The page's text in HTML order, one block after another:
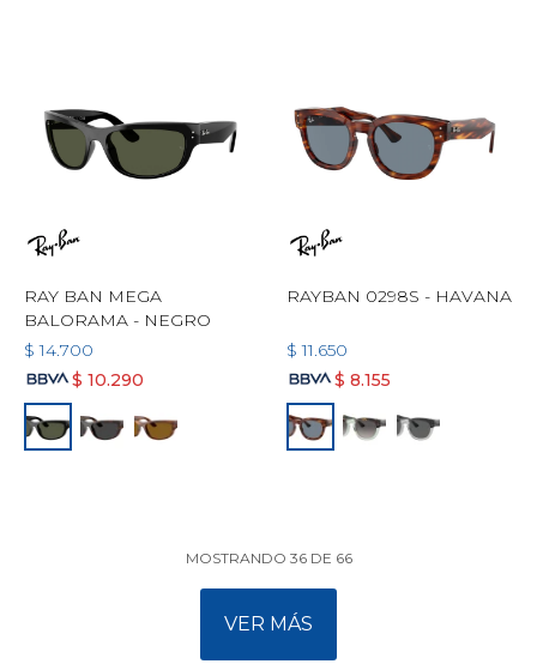
RAY BAN MEGA
BALORAMA - NEGRO
$ 14.700
$ 10.290
RAYBAN 0298S - HAVANA
$ 11.650
$ 8.155
MOSTRANDO 36DE 66
VER MÁS